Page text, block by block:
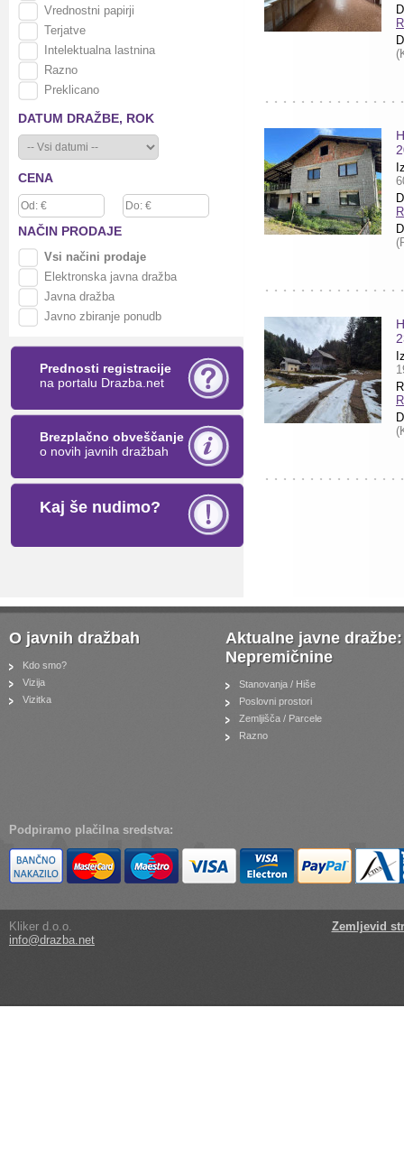
Vrednostni papirji
Terjatve
Intelektualna lastnina
Razno
Preklicano
DATUM DRAŽBE, ROK
CENA
NAČIN PRODAJE
Vsi načini prodaje
Elektronska javna dražba
Javna dražba
Javno zbiranje ponudb
Prednosti registracije
na portalu Drazba.net
Brezplačno obveščanje
o novih javnih dražbah
Kaj še nudimo?
O javnih dražbah
Kdo smo?
Vizija
Vizitka
Aktualne javne dražbe:
Nepremičnine
Stanovanja / Hiše
Poslovni prostori
Zemljišča / Parcele
Razno
Podpiramo plačilna sredstva:
Kliker d.o.o.
info@drazba.net
Zemljevid